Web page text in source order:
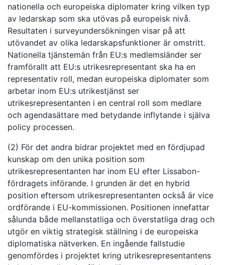
nationella och europeiska diplomater kring vilken typ
av ledarskap som ska utövas på europeisk nivå.
Resultaten i surveyundersökningen visar på att
utövandet av olika ledarskapsfunktioner är omstritt.
Nationella tjänstemän från EU:s medlemsländer ser
framförallt att EU:s utrikesrepresentant ska ha en
representativ roll, medan europeiska diplomater som
arbetar inom EU:s utrikestjänst ser
utrikesrepresentanten i en central roll som medlare
och agendasättare med betydande inflytande i själva
policy processen.
(2) För det andra bidrar projektet med en fördjupad
kunskap om den unika position som
utrikesrepresentanten har inom EU efter Lissabon-
fördragets införande. I grunden är det en hybrid
position eftersom utrikesrepresentanten också är vice
ordförande i EU-kommissionen. Positionen innefattar
sålunda både mellanstatliga och överstatliga drag och
utgör en viktig strategisk ställning i de europeiska
diplomatiska nätverken. En ingående fallstudie
genomfördes i projektet kring utrikesrepresentantens